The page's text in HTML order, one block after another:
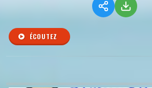
ÉCOUTEZ